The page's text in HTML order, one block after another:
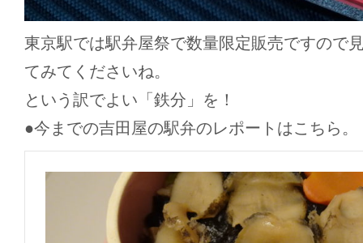
東京駅では駅弁屋祭で数量限定販売ですので
てみてくださいね。
という訳でよい「鉄分」を！
●今までの吉田屋の駅弁のレポートはこちら。